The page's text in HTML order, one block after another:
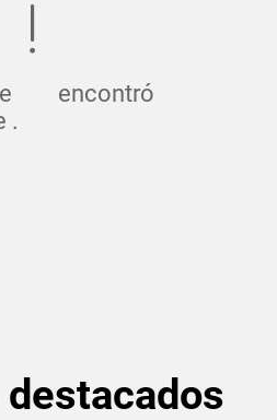
encontró
.
destacados